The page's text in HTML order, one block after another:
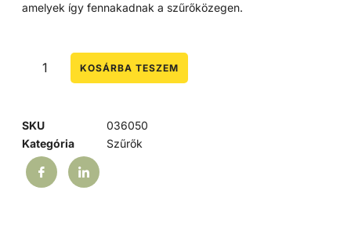
amelyek így fennakadnak a szűrőközegen.
KOSÁRBA TESZEM
SKU
036050
Kategória
Szűrők